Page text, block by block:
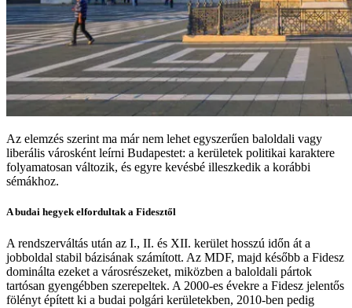
Az elemzés szerint ma már nem lehet egyszerűen baloldali vagy
liberális városként leírni Budapestet: a kerületek politikai karaktere
folyamatosan változik, és egyre kevésbé illeszkedik a korábbi
sémákhoz.
A budai hegyek elfordultak a Fidesztől
A rendszerváltás után az I., II. és XII. kerület hosszú időn át a
jobboldal stabil bázisának számított. Az MDF, majd később a Fidesz
dominálta ezeket a városrészeket, miközben a baloldali pártok
tartósan gyengébben szerepeltek. A 2000-es évekre a Fidesz jelentős
fölényt épített ki a budai polgári kerületekben, 2010-ben pedig